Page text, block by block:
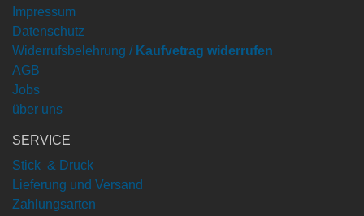
Impressum
Datenschutz
Widerrufsbelehrung / Kaufvetrag widerrufen
AGB
Jobs
über uns
SERVICE
Stick & Druck
Lieferung und Versand
Zahlungsarten